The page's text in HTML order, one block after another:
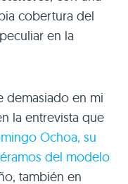
cobertura del
en la
demasiado en mi
la entrevista que
Ochoa, su
del modelo
también en